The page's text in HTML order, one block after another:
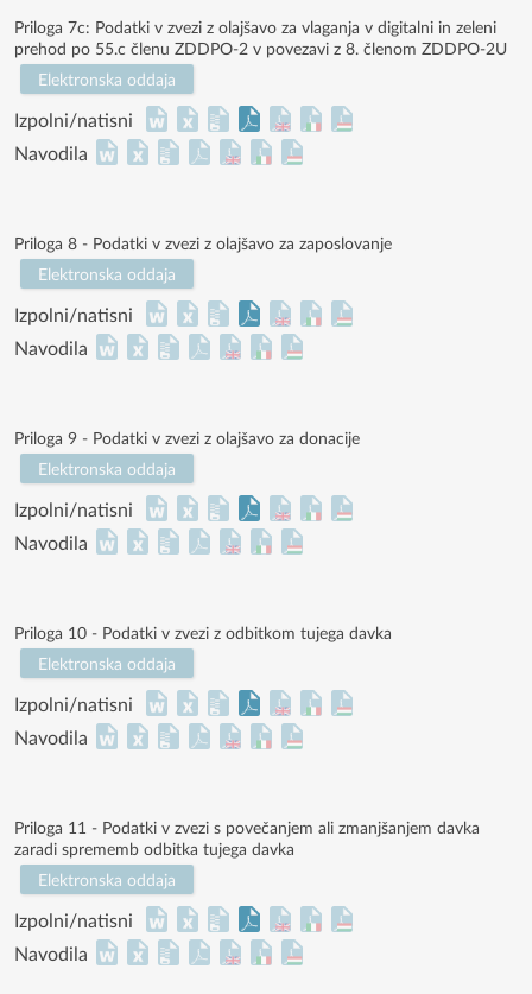
Priloga 7c: Podatki v zvezi z olajšavo za vlaganja v digitalni in zeleni
prehod po 55.c členu ZDDPO-2 v povezavi z 8. členom ZDDPO-2U
Elektronska oddaja
Izpolni/natisni
Navodila
Priloga 8 - Podatki v zvezi z olajšavo za zaposlovanje
Elektronska oddaja
Izpolni/natisni
Navodila
Priloga 9 - Podatki v zvezi z olajšavo za donacije
Elektronska oddaja
Izpolni/natisni
Navodila
Priloga 10 - Podatki v zvezi z odbitkom tujega davka
Elektronska oddaja
Izpolni/natisni
Navodila
Priloga 11 - Podatki v zvezi s povečanjem ali zmanjšanjem davka
zaradi sprememb odbitka tujega davka
Elektronska oddaja
Izpolni/natisni
Navodila